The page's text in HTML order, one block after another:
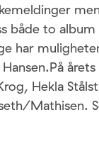
både to album
har
årets
Hekla
Mathisen.